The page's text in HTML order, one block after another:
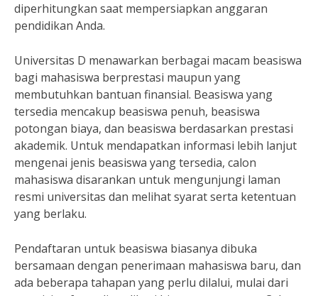
diperhitungkan saat mempersiapkan anggaran
pendidikan Anda.
Universitas D menawarkan berbagai macam beasiswa
bagi mahasiswa berprestasi maupun yang
membutuhkan bantuan finansial. Beasiswa yang
tersedia mencakup beasiswa penuh, beasiswa
potongan biaya, dan beasiswa berdasarkan prestasi
akademik. Untuk mendapatkan informasi lebih lanjut
mengenai jenis beasiswa yang tersedia, calon
mahasiswa disarankan untuk mengunjungi laman
resmi universitas dan melihat syarat serta ketentuan
yang berlaku.
Pendaftaran untuk beasiswa biasanya dibuka
bersamaan dengan penerimaan mahasiswa baru, dan
ada beberapa tahapan yang perlu dilalui, mulai dari